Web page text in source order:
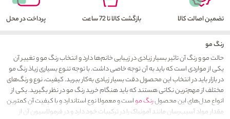
تضمین اصالت کالا بازگشت کالا تا 72 ساعت پرداخت در محل
رنگ مو
حالت مو و رنگ آن تاثیر بسیار زیادی در زیبایی خانم‌ها دارد و انتخاب رنگ مو و تغییر آن
یکی از مواردی است که باید به آن توجه خاصی داشت. با توجه تنوع بسیاری زیاذ رنگ مو
در بازار باید در انتخاب این محصول دقت بسیار زیادی به‌کار ببرید. کیفیت، نوع و رنگ‌های
مختلف از مهم‌ترین نکاتی هستند که باید هنگام خرید رنگ مو در نظر بگیرید. یکی از
انواع مدل‌های این محصولرنگ مواست و معمولا نوع استاندارد و با کیفیت آن کمترین
مقدار مواد آسیب‌رسان مانند آمونیاک را در ترکیبات خود دارد و در فرمولاسیون آن از